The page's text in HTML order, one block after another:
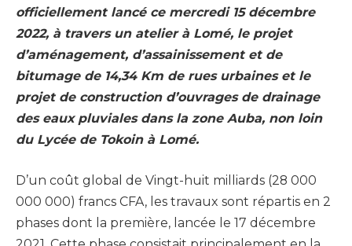
officiellement lancé ce mercredi 15 décembre
2022, à travers un atelier à Lomé, le projet
d’aménagement, d’assainissement et de
bitumage de 14,34 Km de rues urbaines et le
projet de construction d’ouvrages de drainage
des eaux pluviales dans la zone Auba, non loin
du Lycée de Tokoin à Lomé.
D’un coût global de Vingt-huit milliards (28 000
000 000) francs CFA, les travaux sont répartis en 2
phases dont la première, lancée le 17 décembre